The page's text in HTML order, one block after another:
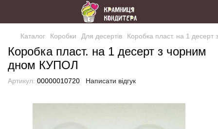
Каталог Коробки Для десертів Коробка пласт. на 1
Коробка пласт. на 1 десерт з чорним
дном КУПОЛ
Артикул: 00000010720 Написати відгук